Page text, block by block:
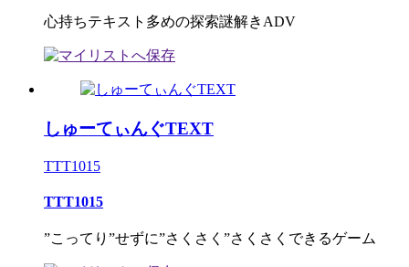
心持ちテキスト多めの探索謎解きADV
しゅーてぃんぐTEXT
TTT1015
TTT1015
”こってり”せずに”さくさく”さくさくできるゲーム